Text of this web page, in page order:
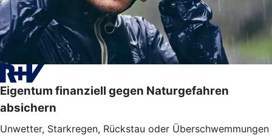
Eigentum finanziell gegen Naturgefahren
absichern
Unwetter, Starkregen, Rückstau oder Überschwemmungen